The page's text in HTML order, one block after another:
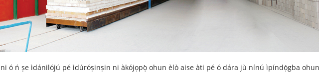
ó ń ṣe ìdánilójú pé ìdúróṣinṣin ni àkójọpọ̀ ohun èlò aise àti pé ó dára jù nínú ìpíndọ́gba